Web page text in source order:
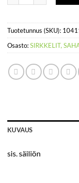
Tuotetunnus (SKU):
Osasto:SIRKKELIT,
KUVAUS
sis. säiliön